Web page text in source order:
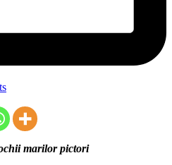
marilor pictori